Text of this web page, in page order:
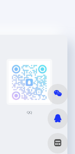
QQ